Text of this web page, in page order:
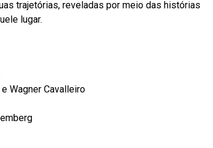
trajetórias, reveladas por meio das histórias
lugar.
Wagner Cavalleiro